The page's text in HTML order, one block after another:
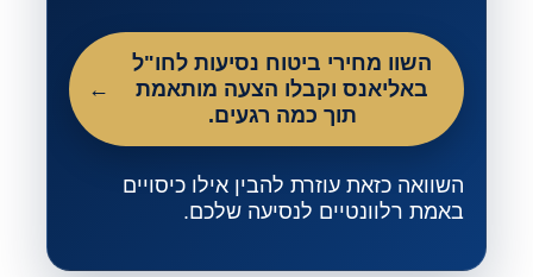
השוו מחירי ביטוח נסיעות לחו"ל
באליאנס וקבלו הצעה מותאמת
תוך כמה רגעים.
השוואה כזאת עוזרת להבין אילו כיסויים
באמת רלוונטיים לנסיעה שלכם.